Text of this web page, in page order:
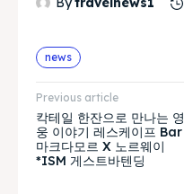
news
Previous article
칵테일 한잔으로 만나는 영
웅 이야기 레스케이프 Bar
마크다모르 X 노르웨이
*ISM 게스트바텐딩